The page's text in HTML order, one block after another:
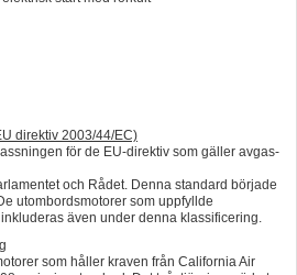
direktiv 2003/44/EC)
för de EU-direktiv som gäller avgas-
och Rådet. Denna standard började
utombordsmotorer som uppfyllde
även under denna klassificering.
som håller kraven från California Air